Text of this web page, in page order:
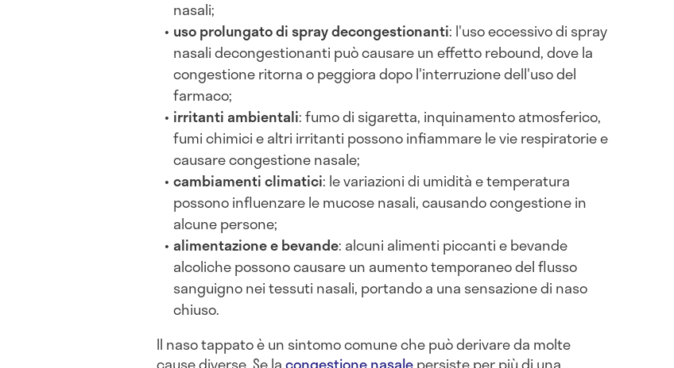
nasali;
uso prolungato di spray decongestionanti: l'uso eccessivo di spray
nasali decongestionanti può causare un effetto rebound, dove la
congestione ritorna o peggiora dopo l'interruzione dell'uso del
farmaco;
irritanti ambientali: fumo di sigaretta, inquinamento atmosferico,
fumi chimici e altri irritanti possono infiammare le vie respiratorie e
causare congestione nasale;
cambiamenti climatici: le variazioni di umidità e temperatura
possono influenzare le mucose nasali, causando congestione in
alcune persone;
alimentazione e bevande: alcuni alimenti piccanti e bevande
alcoliche possono causare un aumento temporaneo del flusso
sanguigno nei tessuti nasali, portando a una sensazione di naso
chiuso.
Il naso tappato è un sintomo comune che può derivare da molte